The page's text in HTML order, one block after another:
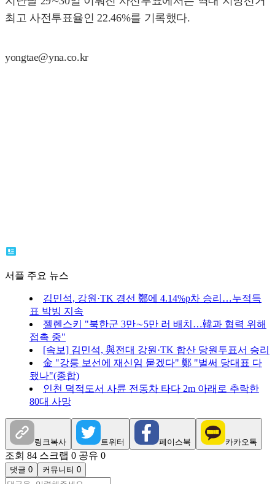
최고 사전투표율인 22.46%를 기록했다.
yongtae@yna.co.kr
서플 주요 뉴스
김민석, 강원·TK 경선 鄭에 4.14%p차 승리…누적득
표 박빙 지속
젤렌스키 "북한군 3만∼5만 러 배치…韓과 협력 위해
접촉 중"
[속보] 김민석, 與전대 강원·TK 합산 당원투표서 승리
金 "강릉 보선에 재신임 묻겠다" 鄭 "벌써 당대표 다
됐나"(종합)
인천 덕적도서 사륜 전동차 타다 2m 아래로 추락한
80대 사망
링크복사 트위터 페이스북 카카오톡
조회 84 스크랩 0 공유 0
댓글 0 커뮤니티 0